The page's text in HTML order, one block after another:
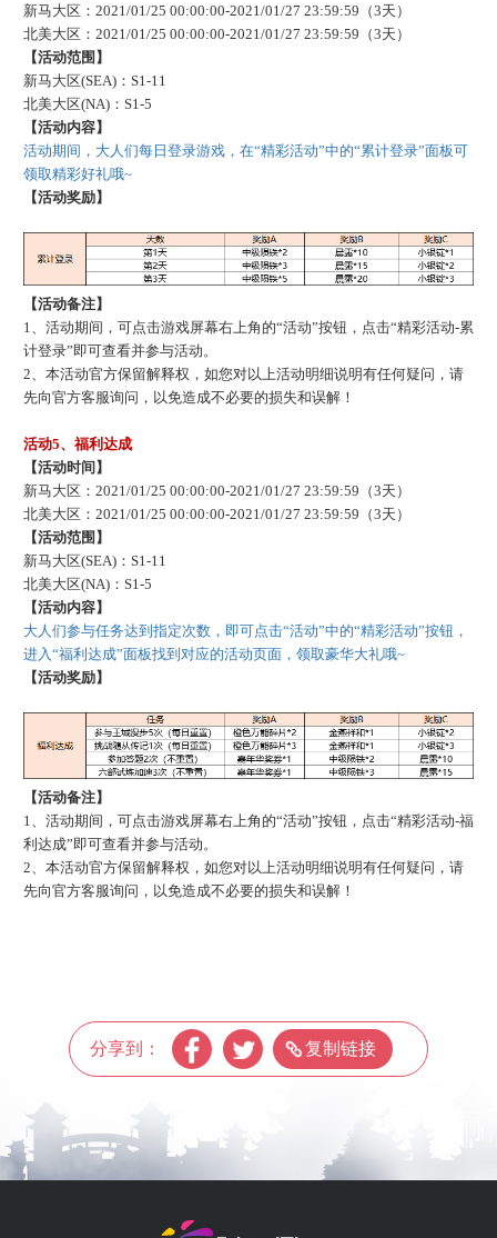
新马大区： 2021/01/25 00:00:00-2021/01/27 23:59:59（3天）
北美大区： 2021/01/25 00:00:00-2021/01/27 23:59:59（3天）
【活动范围】
新马大区(SEA)：S1-11
北美大区(NA)：S1-5
【活动内容】
活动期间，大人们每日登录游戏，在“精彩活动”中的“累计登录”面板可
领取精彩好礼哦~
【活动奖励】
【活动备注】
1、活动期间，可点击游戏屏幕右上角的“活动”按钮，点击“精彩活动-累
计登录”即可查看并参与活动。
2、本活动官方保留解释权，如您对以上活动明细说明有任何疑问，请
先向官方客服询问，以免造成不必要的损失和误解！
活动5、福利达成
【活动时间】
新马大区： 2021/01/25 00:00:00-2021/01/27 23:59:59（3天）
北美大区： 2021/01/25 00:00:00-2021/01/27 23:59:59（3天）
【活动范围】
新马大区(SEA)：S1-11
北美大区(NA)：S1-5
【活动内容】
大人们参与任务达到指定次数，即可点击“活动”中的“精彩活动”按钮，
进入“福利达成”面板找到对应的活动页面，领取豪华大礼哦~
【活动奖励】
【活动备注】
1、活动期间，可点击游戏屏幕右上角的“活动”按钮，点击“精彩活动-福
利达成”即可查看并参与活动。
2、本活动官方保留解释权，如您对以上活动明细说明有任何疑问，请
先向官方客服询问，以免造成不必要的损失和误解！
分享到： 复制链接